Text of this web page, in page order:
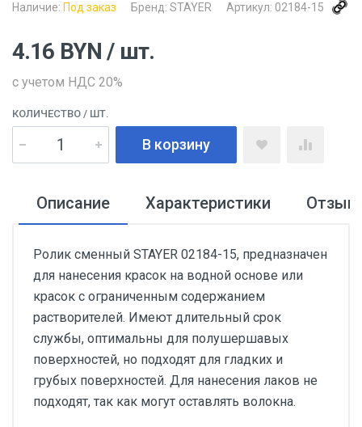
Наличие: Под заказ Бренд: STAYER Артикул: 02184-15
4.16 BYN / шт.
с учетом НДС 20%
КОЛИЧЕСТВО / ШТ.
В корзину
Описание Характеристики
Ролик сменный STAYER 02184-15, предназначен
для нанесения красок на водной основе или
красок с ограниченным содержанием
растворителей. Имеют длительный срок
службы, оптимальны для полушершавых
поверхностей, но подходят для гладких и
грубых поверхностей. Для нанесения лаков не
подходят, так как могут оставлять волокна.